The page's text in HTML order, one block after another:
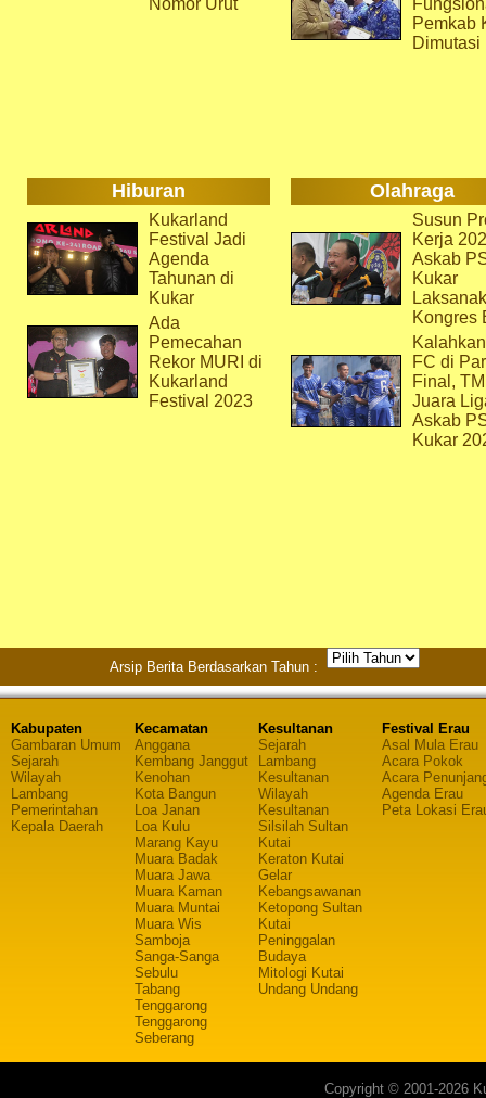
Nomor Urut
Pemkab
Dimutasi
Hiburan Olahraga
Kukarland
Festival Jadi
Agenda
Tahunan di
Kukar
Ada
Pemecahan
Rekor MURI di
Kukarland
Festival 2023
Susun
Kerja
Askab
Kukar
Kongres
FC di
Final,
Juara
Askab
Kukar
Arsip Berita Berdasarkan Tahun :
Kabupaten
Gambaran Umum
Sejarah
Wilayah
Lambang
Pemerintahan
Kepala Daerah
Kecamatan
Anggana
Kembang Janggut
Kenohan
Kota Bangun
Loa Janan
Loa Kulu
Marang Kayu
Muara Badak
Muara Jawa
Muara Kaman
Muara Muntai
Muara Wis
Samboja
Sanga-Sanga
Sebulu
Tabang
Tenggarong
Tenggarong
Seberang
Kesultanan
Sejarah
Lambang
Kesultanan
Wilayah
Kesultanan
Silsilah Sultan
Kutai
Keraton Kutai
Gelar
Kebangsawanan
Ketopong Sultan
Kutai
Peninggalan
Budaya
Mitologi Kutai
Undang Undang
Festival Erau
Asal Mula Erau
Acara Pokok
Acara
Agenda Erau
Peta Lokasi
Copyright © 2001-2026